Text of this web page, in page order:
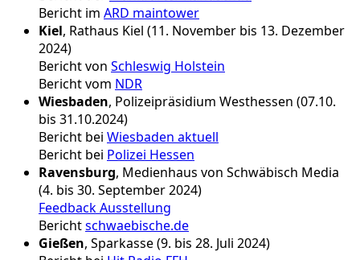
Bericht im ARD maintower
Kiel, Rathaus Kiel (11. November bis 13. Dezember
2024)
Bericht von Schleswig Holstein
Bericht vom NDR
Wiesbaden, Polizeipräsidium Westhessen (07.10.
bis 31.10.2024)
Bericht bei Wiesbaden aktuell
Bericht bei Polizei Hessen
Ravensburg, Medienhaus von Schwäbisch Media
(4. bis 30. September 2024)
Feedback Ausstellung
Berichtschwaebische.de
Gießen, Sparkasse (9. bis 28. Juli 2024)